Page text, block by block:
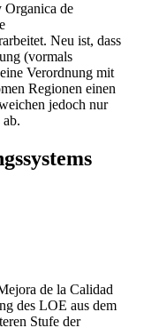
Organica de
Neu ist, dass
(vormals
Verordnung mit
Regionen einen
jedoch nur
de la Calidad
des LOE aus dem
Stufe der